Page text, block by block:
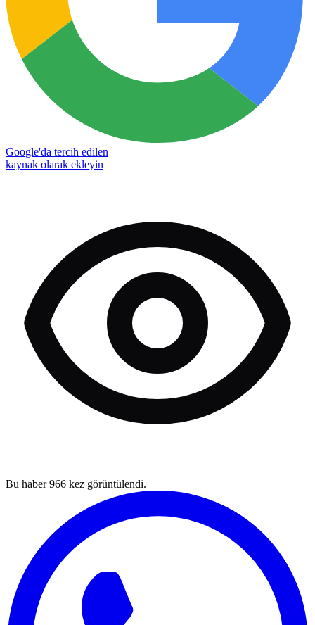
Google'da tercih edilen
kaynak olarak ekleyin
Bu haber966 kez görüntülendi.